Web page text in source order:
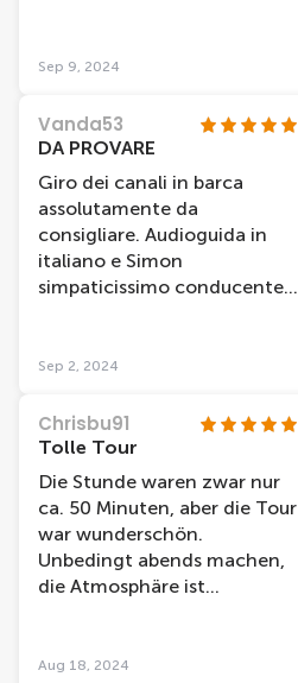
Sep 9, 2024
Vanda53
DA PROVARE
Giro dei canali in barca
assolutamente da
consigliare. Audioguida in
italiano e Simon
simpaticissimo conducente
durata è di un'ora ma ci è
Sep 2, 2024
Chrisbu91
Tolle Tour
Die Stunde waren zwar nur
ca. 50 Minuten, aber die Tour
war wunderschön.
Unbedingt abends machen,
die Atmosphäre ist
Aug 18, 2024